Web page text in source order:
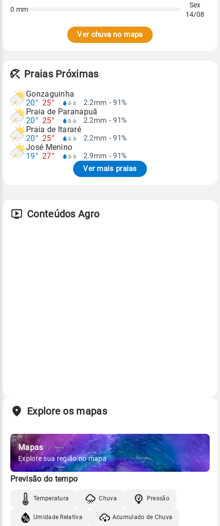
0 mm
Sex
14/08
Ver chuva no mapa
Praias Próximas
Gonzaguinha
20° 25° 2.2mm - 91%
Praia de Paranapuã
20° 25° 2.2mm - 91%
Praia de Itararé
20° 25° 2.2mm - 91%
José Menino
19° 27°
2.9mm - 91%
Ver mais praias
Conteúdos Agro
Explore os mapas
Mapas
Explore sua região no mapa
Previsão do tempo
Temperatura Chuva Pressão
Umidade Relativa Acumulado de Chuva